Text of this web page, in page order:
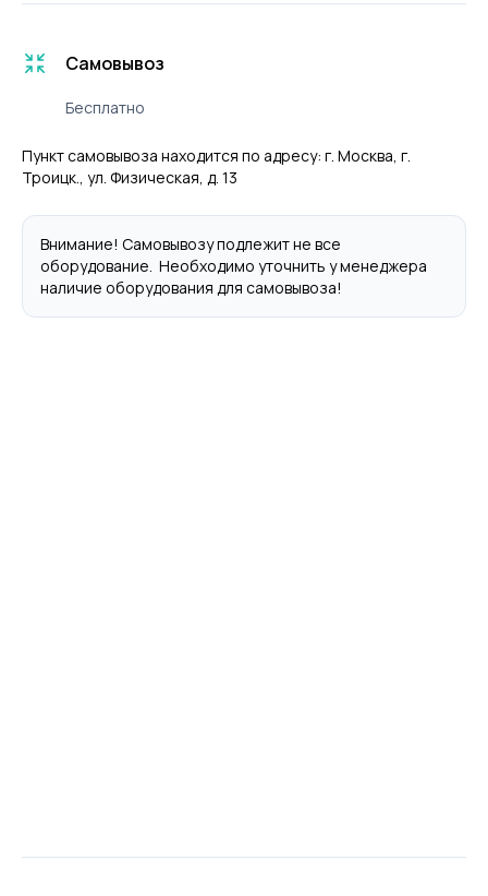
Самовывоз
Бесплатно
Пункт самовывоза находится по адресу: г. Москва, г.
Троицк., ул. Физическая, д. 13
Внимание! Самовывозу подлежит не все
оборудование. Необходимо уточнить у менеджера
наличие оборудования для самовывоза!